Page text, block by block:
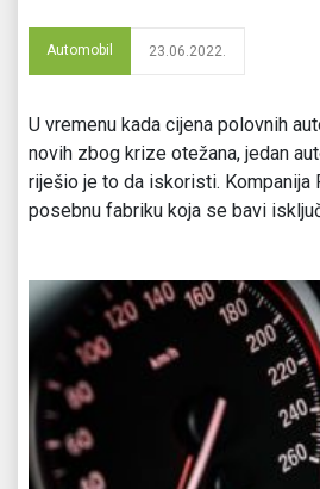
Automobil 23.06.2022.
U vremenu kada cijena polovnih
novih zbog krize otežana, jedan
riješio je to da iskoristi. Kompanija
posebnu fabriku koja se bavi